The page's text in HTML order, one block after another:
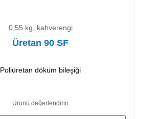
0,55 kg, kahverengi
Üretan 90 SF
Poliüretan döküm bileşiği
Ürünü değerlendirin